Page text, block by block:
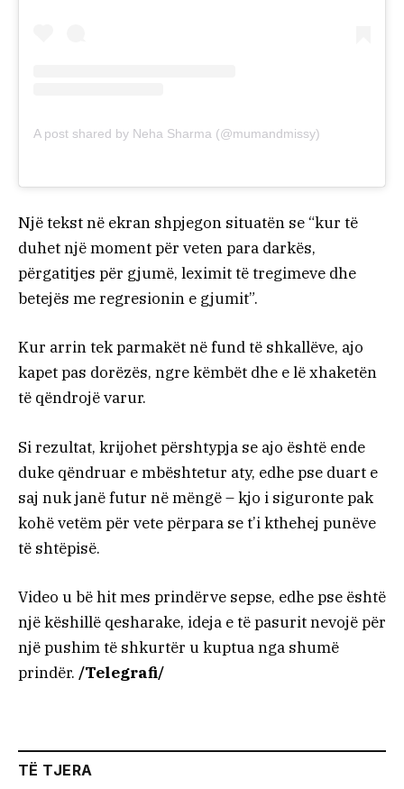
A post shared by Neha Sharma (@mumandmissy)
Një tekst në ekran shpjegon situatën se “kur të
duhet një moment për veten para darkës,
përgatitjes për gjumë, leximit të tregimeve dhe
betejës me regresionin e gjumit”.
Kur arrin tek parmakët në fund të shkallëve, ajo
kapet pas dorëzës, ngre këmbët dhe e lë xhaketën
të qëndrojë varur.
Si rezultat, krijohet përshtypja se ajo është ende
duke qëndruar e mbështetur aty, edhe pse duart e
saj nuk janë futur në mëngë – kjo i siguronte pak
kohë vetëm për vete përpara se t’i kthehej punëve
të shtëpisë.
Video u bë hit mes prindërve sepse, edhe pse është
një këshillë qesharake, ideja e të pasurit nevojë për
një pushim të shkurtër u kuptua nga shumë
prindër. /Telegrafi/
TË TJERA